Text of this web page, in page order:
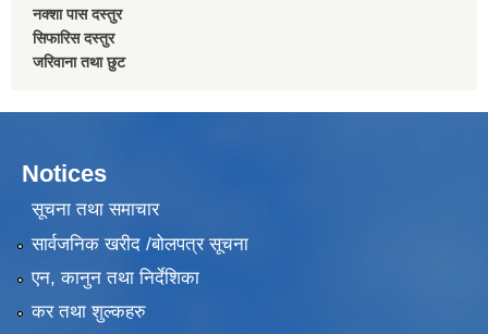
नक्शा पास दस्तुर
सिफारिस दस्तुर
जरिवाना तथा छुट
Notices
सूचना तथा समाचार
सार्वजनिक खरीद /बोलपत्र सूचना
एन, कानुन तथा निर्देशिका
कर तथा शुल्कहरु